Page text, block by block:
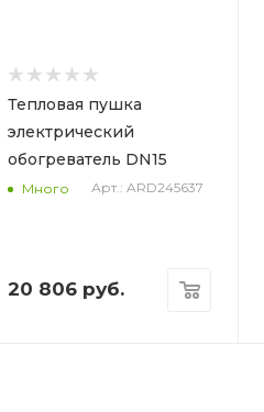
Тепловая пушка
электрический
обогреватель DN15
Много Арт.: ARD245637
20 806руб.